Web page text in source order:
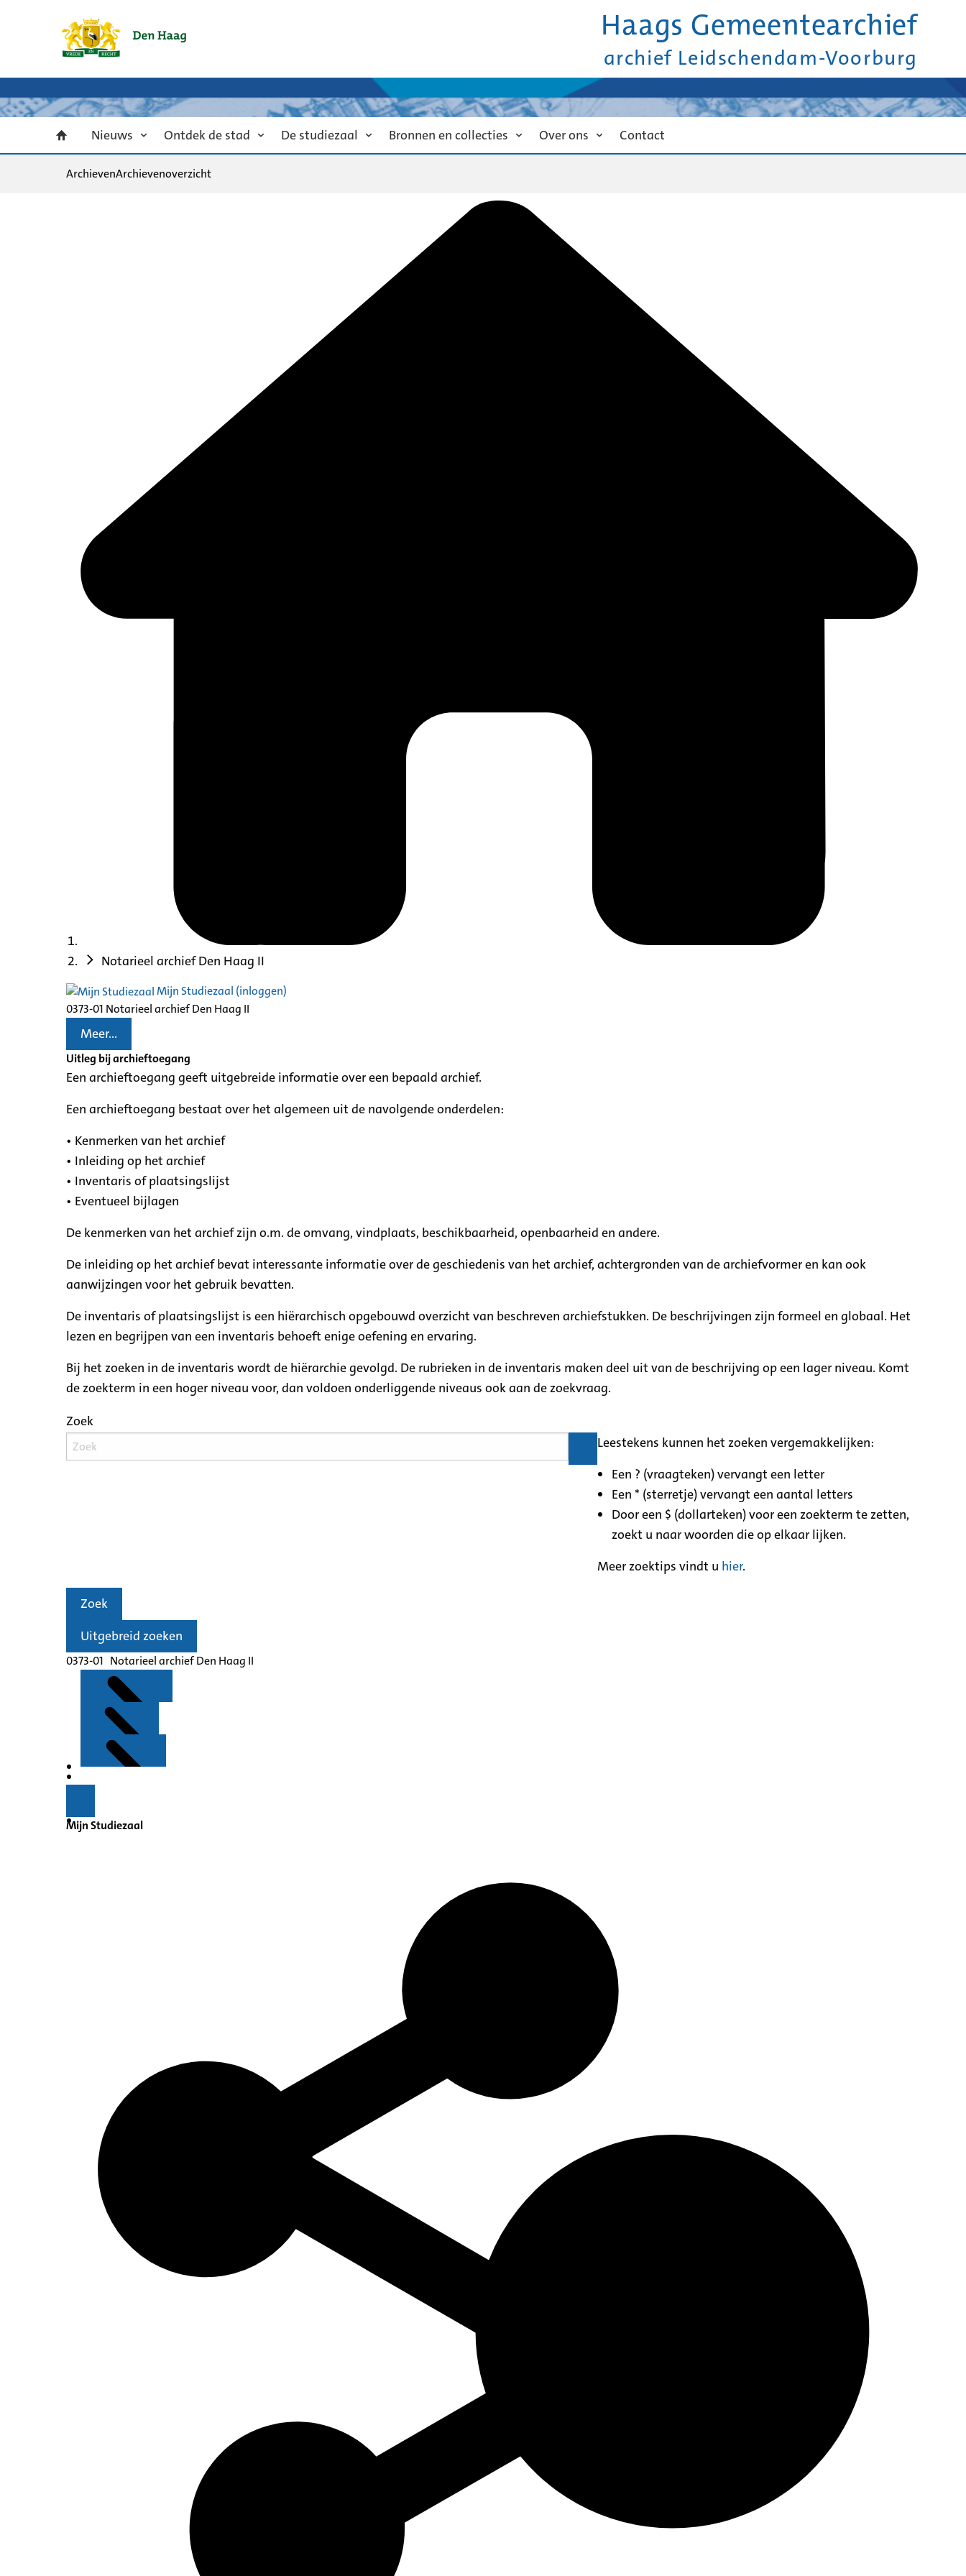
Haags Gemeentearchief
archief Leidschendam-Voorburg
Nieuws Ontdek de stad De studiezaal Bronnen en collecties Over ons Contact
ArchievenArchievenoverzicht
Notarieel archief Den Haag II
Mijn Studiezaal (inloggen)
0373-01 Notarieel archief Den Haag II
Meer...
Uitleg bij archieftoegang
Een archieftoegang geeft uitgebreide informatie over een bepaald archief.
Een archieftoegang bestaat over het algemeen uit de navolgende onderdelen:
• Kenmerken van het archief
• Inleiding op het archief
• Inventaris of plaatsingslijst
• Eventueel bijlagen
De kenmerken van het archief zijn o.m. de omvang, vindplaats, beschikbaarheid, openbaarheid en andere.
De inleiding op het archief bevat interessante informatie over de geschiedenis van het archief, achtergronden van de archiefvormer en kan ook
aanwijzingen voor het gebruik bevatten.
De inventaris of plaatsingslijst is een hiërarchisch opgebouwd overzicht van beschreven archiefstukken. De beschrijvingen zijn formeel en globaal. Het
lezen en begrijpen van een inventaris behoeft enige oefening en ervaring.
Bij het zoeken in de inventaris wordt de hiërarchie gevolgd. De rubrieken in de inventaris maken deel uit van de beschrijving op een lager niveau. Komt
de zoekterm in een hoger niveau voor, dan voldoen onderliggende niveaus ook aan de zoekvraag.
Zoek
Leestekens kunnen het zoeken vergemakkelijken:
Een ? (vraagteken) vervangt een letter
Een * (sterretje) vervangt een aantal letters
Door een $ (dollarteken) voor een zoekterm te zetten,
zoekt u naar woorden die op elkaar lijken.
Meer zoektips vindt u hier.
Zoek
Uitgebreid zoeken
0373-01 Notarieel archief Den Haag II
Inventaris
Mijn Studiezaal